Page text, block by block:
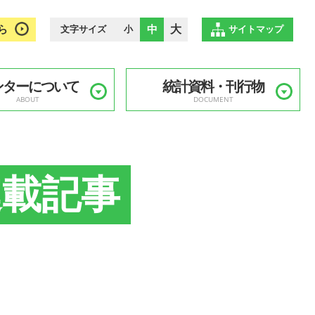
文字サイズ 小 中 大 サイトマップ
ターについて
ABOUT
統計資料・刊行物
DOCUMENT
記事